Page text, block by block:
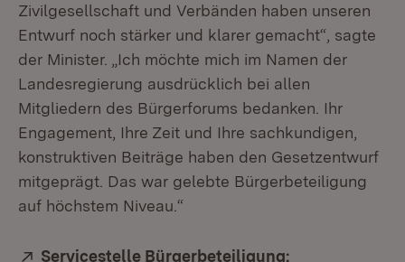
Zivilgesellschaft und Verbänden haben unseren
Entwurf noch stärker und klarer gemacht“, sagte
der Minister. „Ich möchte mich im Namen der
Landesregierung ausdrücklich bei allen
Mitgliedern des Bürgerforums bedanken. Ihr
Engagement, Ihre Zeit und Ihre sachkundigen,
konstruktiven Beiträge haben den Gesetzentwurf
mitgeprägt. Das war gelebte Bürgerbeteiligung
auf höchstem Niveau.“
Extern:
Servicestelle Bürgerbeteiligung: